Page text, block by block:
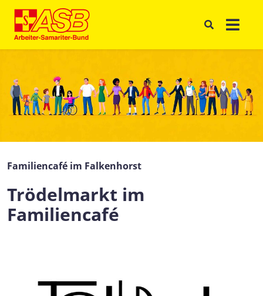
Familiencafé im Falkenhorst
Trödelmarkt im
Familiencafé